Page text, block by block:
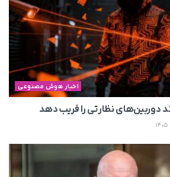
اخبار هوش مصنوعی
دوربین‌های نظارتی را فریب دهد